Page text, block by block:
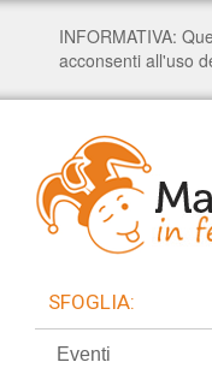
SFOGLIA:
Eventi